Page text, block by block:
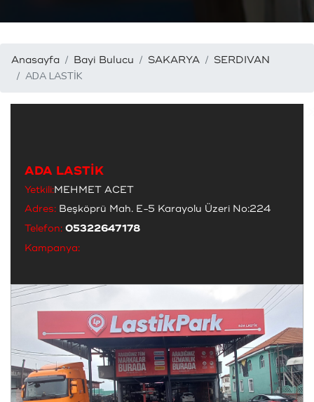
Anasayfa Bayi Bulucu SAKARYA SERDIVAN
ADA LASTİK
ADA LASTİK
Yetkili:MEHMET ACET
Adres: Beşköprü Mah. E-5 Karayolu Üzeri No:224
Telefon: 05322647178
Kampanya: